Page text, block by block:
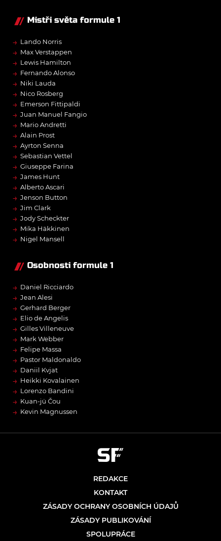
Mistři světa formule 1
→ Lando Norris
→ Max Verstappen
→ Lewis Hamilton
→ Fernando Alonso
→ Niki Lauda
→ Nico Rosberg
→ Emerson Fittipaldi
→ Juan Manuel Fangio
→ Mario Andretti
→ Alain Prost
→ Ayrton Senna
→ Sebastian Vettel
→ Giuseppe Farina
→ James Hunt
→ Alberto Ascari
→ Jenson Button
→ Jim Clark
→ Jody Scheckter
→ Mika Häkkinen
→ Nigel Mansell
Osobnosti formule 1
→ Daniel Ricciardo
→ Jean Alesi
→ Gerhard Berger
→ Elio de Angelis
→ Gilles Villeneuve
→ Mark Webber
→ Felipe Massa
→ Pastor Maldonaldo
→ Daniil Kvjat
→ Heikki Kovalainen
→ Lorenzo Bandini
→ Kuan-jü Čou
→ Kevin Magnussen
REDAKCE
KONTAKT
ZÁSADY OCHRANY OSOBNÍCH ÚDAJŮ
ZÁSADY PUBLIKOVÁNÍ
SPOLUPRÁCE